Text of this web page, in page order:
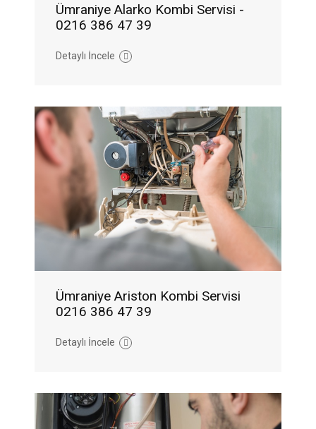
Ümraniye Alarko Kombi Servisi -
0216 386 47 39
Detaylı İncele
Ümraniye Ariston Kombi Servisi
0216 386 47 39
Detaylı İncele